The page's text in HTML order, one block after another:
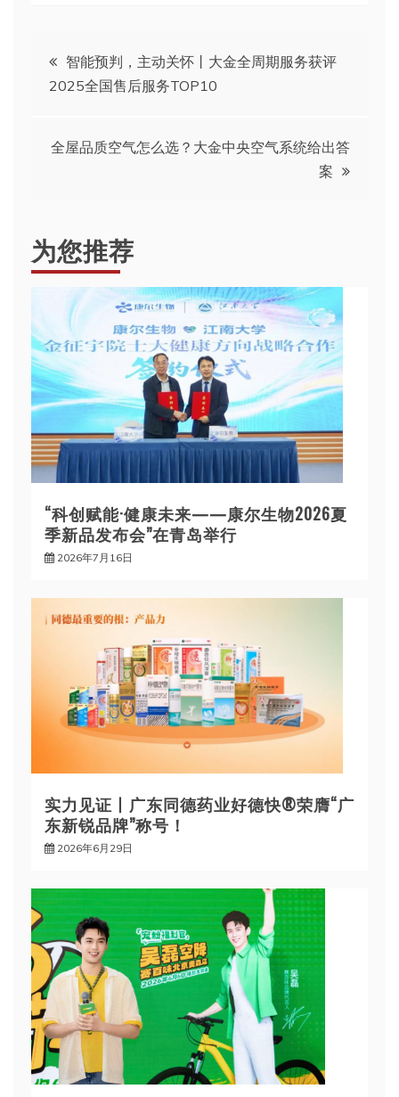
文
章
导
智能预判，主动关怀丨大金全周期服务获评
2025全国售后服务TOP10
全屋品质空气怎么选？大金中央空气系统给出答
案
为您推荐
“科创赋能·健康未来——康尔生物2026夏
季新品发布会”在青岛举行
2026年7月16日
实力见证丨广东同德药业好德快®荣膺“广
东新锐品牌”称号！
2026年6月29日